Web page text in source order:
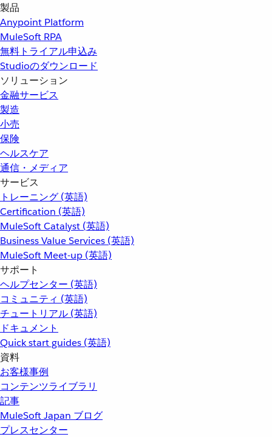
製品
Anypoint Platform
MuleSoft RPA
無料トライアル申込み
Studioのダウンロード
ソリューション
金融サービス
製造
小売
保険
ヘルスケア
通信・メディア
サービス
トレーニング (英語)
Certification (英語)
MuleSoft Catalyst (英語)
Business Value Services (英語)
MuleSoft Meet-up (英語)
サポート
ヘルプセンター (英語)
コミュニティ (英語)
チュートリアル (英語)
ドキュメント
Quick start guides (英語)
資料
お客様事例
コンテンツライブラリ
記事
MuleSoft Japan ブログ
プレスセンター